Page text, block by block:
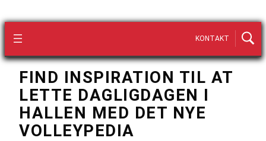
KONTAKT
FIND INSPIRATION TIL AT
LETTE DAGLIGDAGEN I
HALLEN MED DET NYE
VOLLEYPEDIA